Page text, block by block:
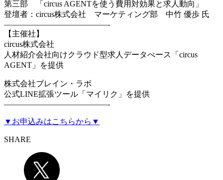
第三部 「circus AGENTを使う費用対効果と求人動向」
登壇者：circus株式会社 マーケティング部 中竹 優歩 氏
—————————————-
【主催社】
circus株式会社
人材紹介会社向けクラウド型求人データべース「circus
AGENT」を提供
株式会社ブレイン・ラボ
公式LINE拡張ツール「マイリク」を提供
—————————————-
▼お申込みはこちらから▼
SHARE